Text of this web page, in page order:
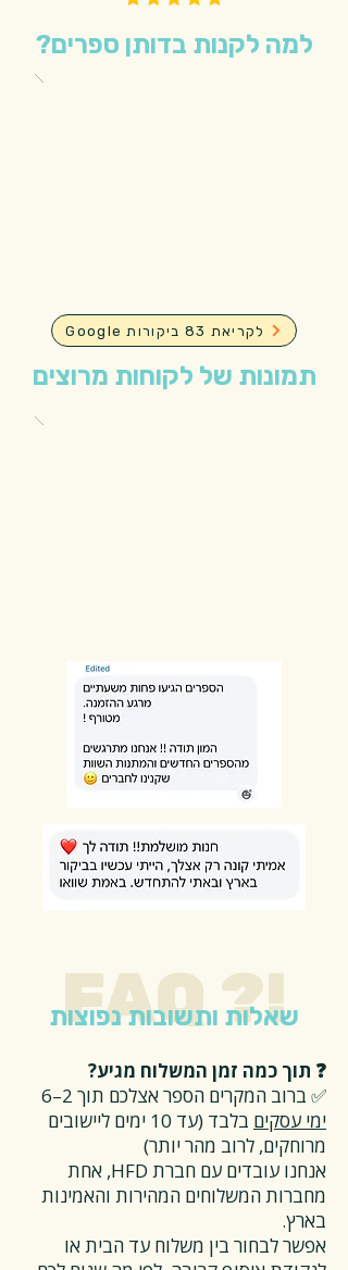
למה לקנות בדותן ספרים?
Google לקריאת 83 ביקורות
תמונות של לקוחות מרוצים
FAQ ?!
שאלות ותשובות נפוצות
❓ תוך כמה זמן המשלוח מגיע?
✅ ברוב המקרים הספר אצלכם תוך 2–6
ימי עסקים
בלבד (עד 10 ימים ליישובים
מרוחקים, לרוב מהר יותר)
אנחנו עובדים עם חברת HFD, אחת
מחברות המשלוחים המהירות והאמינות
בארץ.
אפשר לבחור בין משלוח עד הבית או